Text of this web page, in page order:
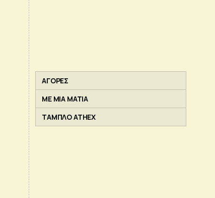
ΑΓΟΡΕΣ
ΜΕ ΜΙΑ ΜΑΤΙΑ
ΤΑΜΠΛΟ ATHEX